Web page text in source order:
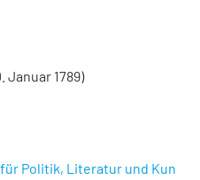
Januar 1789)
Politik, Literatur und Kun